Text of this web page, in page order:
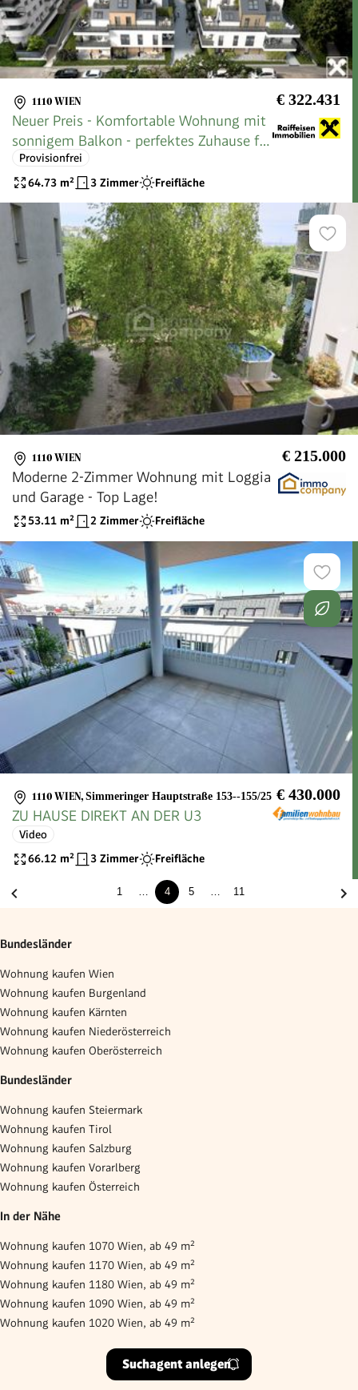
1110 WIEN € 322.431
Neuer Preis - Komfortable Wohnung mit
sonnigem Balkon - perfektes Zuhause für
Singles oder Paare
Provisionfrei
64.73 m² 3 Zimmer Freifläche
1110 WIEN € 215.000
Moderne 2-Zimmer Wohnung mit Loggia
und Garage - Top Lage!
53.11 m² 2 Zimmer Freifläche
1110 WIEN, Simmeringer Hauptstraße 153--155/25 € 430.000
ZU HAUSE DIREKT AN DER U3
Video
66.12 m² 3 Zimmer Freifläche
1 4 5 11
Bundesländer
Wohnung kaufen Wien
Wohnung kaufen Burgenland
Wohnung kaufen Kärnten
Wohnung kaufen Niederösterreich
Wohnung kaufen Oberösterreich
Bundesländer
Wohnung kaufen Steiermark
Wohnung kaufen Tirol
Wohnung kaufen Salzburg
Wohnung kaufen Vorarlberg
Wohnung kaufen Österreich
In der Nähe
Wohnung kaufen 1070 Wien, ab 49 m²
Wohnung kaufen 1170 Wien, ab 49 m²
Wohnung kaufen 1180 Wien, ab 49 m²
Wohnung kaufen 1090 Wien, ab 49 m²
Wohnung kaufen 1020 Wien, ab 49 m²
Suchagent anlegen